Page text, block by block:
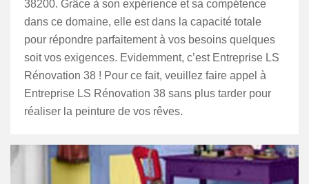
38200. Grâce à son expérience et sa compétence
dans ce domaine, elle est dans la capacité totale
pour répondre parfaitement à vos besoins quelques
soit vos exigences. Evidemment, c’est Entreprise LS
Rénovation 38 ! Pour ce fait, veuillez faire appel à
Entreprise LS Rénovation 38 sans plus tarder pour
réaliser la peinture de vos rêves.